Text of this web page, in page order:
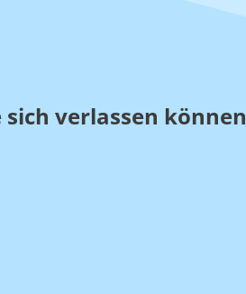
verlassen können